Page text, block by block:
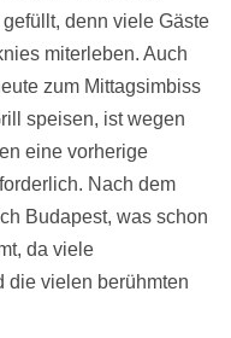
denn viele Gäste
miterleben. Auch
zum Mittagsimbiss
speisen, ist wegen
eine vorherige
Nach dem
Budapest, was schon
da viele
die vielen berühmten